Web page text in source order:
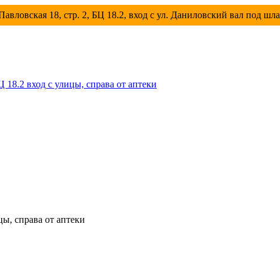
18, стр. 2, БЦ 18.2, вход с ул. Даниловский вал под
18.2 вход с улицы, справа от аптеки
справа от аптеки